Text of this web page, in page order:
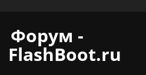
Форум -
FlashBoot.ru